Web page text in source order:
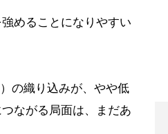
めることになりやすい
の織り込みが、やや低
ながる局面は、まだあ